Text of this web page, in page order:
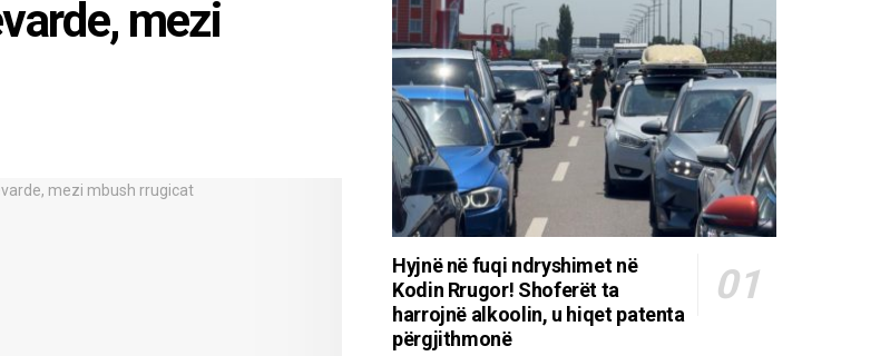
mezi
Hyjnë në fuqi ndryshimet në
Kodin Rrugor! Shoferët ta
harrojnë alkoolin, u hiqet patenta
përgjithmonë